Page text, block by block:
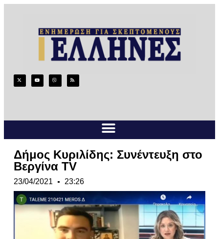
Δήμος Κυριλίδης: Συνέντευξη στο
Βεργίνα TV
23/04/2021 23:26